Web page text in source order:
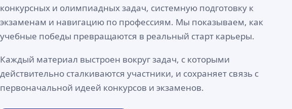
конкурсных и олимпиадных задач, системную подготовку к
экзаменам и навигацию по профессиям. Мы показываем, как
учебные победы превращаются в реальный старт карьеры.
Каждый материал выстроен вокруг задач, с которыми
действительно сталкиваются участники, и сохраняет связь с
первоначальной идеей конкурсов и экзаменов.